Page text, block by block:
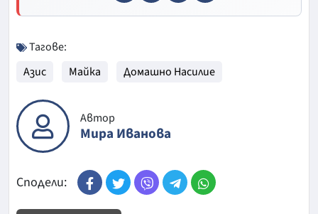
Тагове:
Азис
Майка Домашно Насилие
Автор
Мира Иванова
Сподели: